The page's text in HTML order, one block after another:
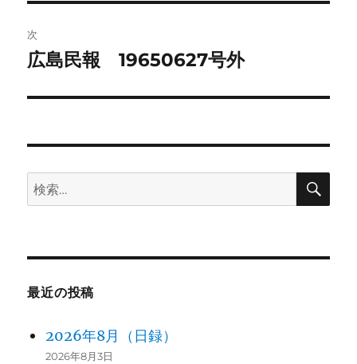
ビ
ゲ
ー
ン
投
稿:
次
次
投
広島民報 19650627号外
検
索:
検
最近の投稿
2026年8月（日録）
2026年8月3日